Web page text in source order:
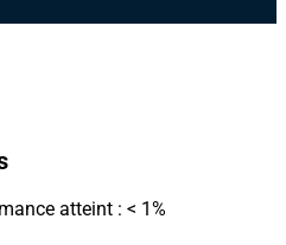
atteint : < 1%